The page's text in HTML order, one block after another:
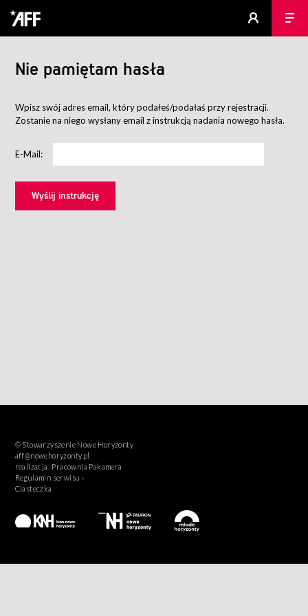
Nie pamiętam hasła
Wpisz swój adres email, który podałeś/podałaś przy rejestracji.
Zostanie na niego wysłany email z instrukcją nadania nowego hasła.
E-Mail:
© Stowarzyszenie Nowe Horyzonty
aff@nowehoryzonty.pl
realizacja: Pracownia Pakamera
Regulamin serwisu ›
Ciasteczka